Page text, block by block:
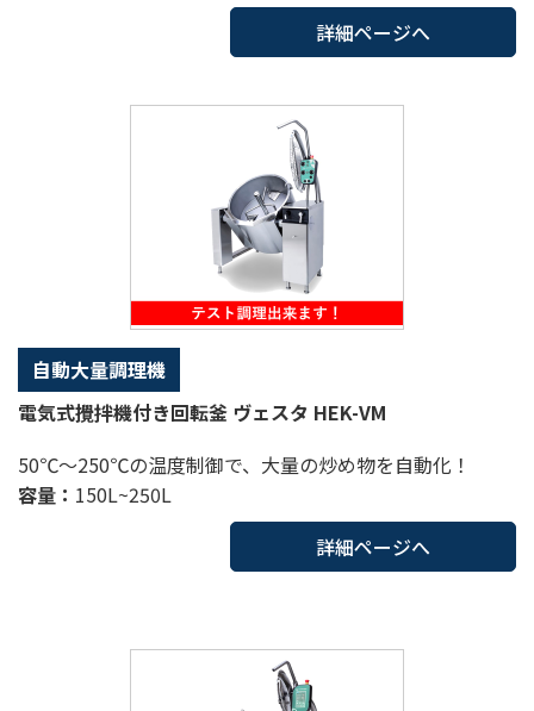
詳細ページへ
自動大量調理機
電気式攪拌機付き回転釜 ヴェスタ HEK-VM
50℃～250℃の温度制御で、大量の炒め物を自動化！
容量： 150L~250L
詳細ページへ